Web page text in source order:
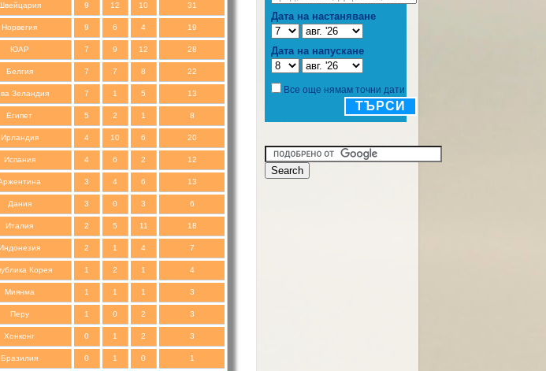
9 12 10 31
Норвегия 9 6 4 19
ЮАР 7 9 12 28
Белгия 7 7 8 22
Зеландия 7 1 5 13
Египет 5 2 1 8
Ирландия 4 10 6 20
Испания 4 6 2 12
3 4 6 13
Дания 3 0 3 6
Италия 2 5 11 18
2 1 4 7
Корея 1 2 1 4
Миянма 1 1 1 3
Перу 1 0 2 3
Хонконг 0 1 2 3
Бразилия 0 1 0 1
Дата на настаняване
Дата на напускане
Все още нямам точни дати
ТЪРСИ